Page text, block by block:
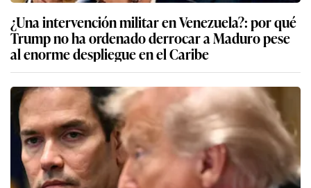
¿Una intervención militar en Venezuela?: por qué
Trump no ha ordenado derrocar a Maduro pese
al enorme despliegue en el Caribe